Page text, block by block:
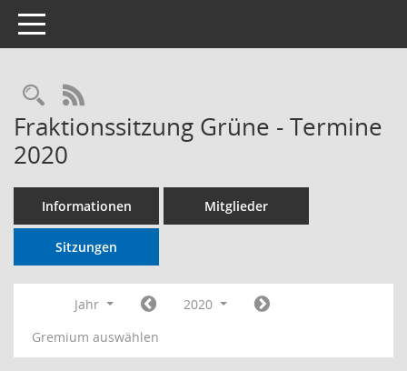
Toggle navigation
RSS-Feed
Fraktionssitzung Grüne - Termine
2020
Informationen Mitglieder
Sitzungen
Jahr
2020
Gremium auswählen